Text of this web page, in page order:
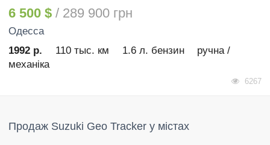
6 500 $ / 289 900 грн
Одесса
1992 р.
110 тыс. км 1.6 л. бензин
ручна /
механіка
6267
Продаж Suzuki Geo Tracker у містах